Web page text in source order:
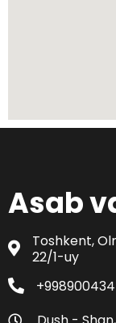
Asab
Toshkent,
22/1-uy